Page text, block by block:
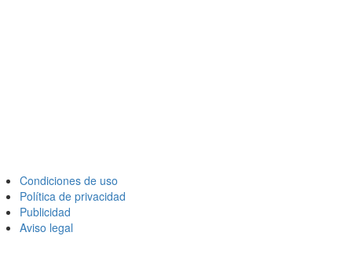
Condiciones de uso
Política de privacidad
Publicidad
Aviso legal